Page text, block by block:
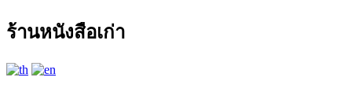
ร้านหนังสือเก่า